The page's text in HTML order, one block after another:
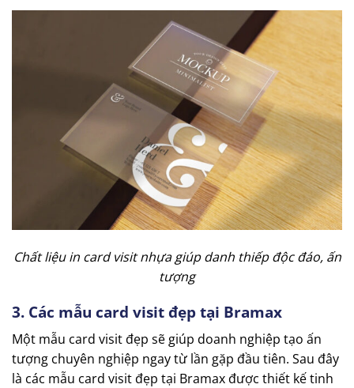
Chất liệu in card visit nhựa giúp danh thiếp độc đáo, ấn
tượng
3. Các mẫu card visit đẹp tại Bramax
Một mẫu card visit đẹp sẽ giúp doanh nghiệp tạo ấn
tượng chuyên nghiệp ngay từ lần gặp đầu tiên. Sau đây
là các mẫu card visit đẹp tại Bramax được thiết kế tinh